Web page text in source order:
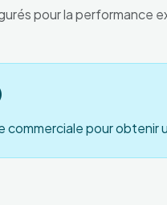
pour la performance
pour obtenir